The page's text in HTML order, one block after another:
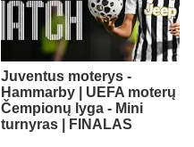
Juventus moterys -
Hammarby | UEFA moterų
Čempionų lyga - Mini
turnyras | FINALAS